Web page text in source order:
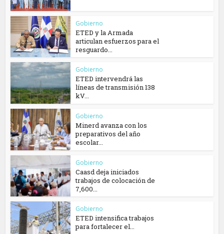
Gobierno
ETED y la Armada
articulan esfuerzos para el
resguardo...
Gobierno
ETED intervendrá las
líneas de transmisión 138
kV...
Gobierno
Minerd avanza con los
preparativos del año
escolar...
Gobierno
Caasd deja iniciados
trabajos de colocación de
7,600...
Gobierno
ETED intensifica trabajos
para fortalecer el...